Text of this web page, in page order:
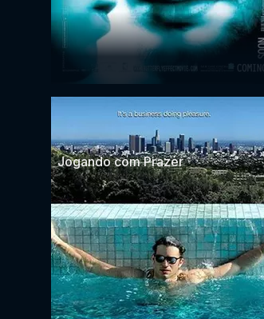
Jogando com Prazer